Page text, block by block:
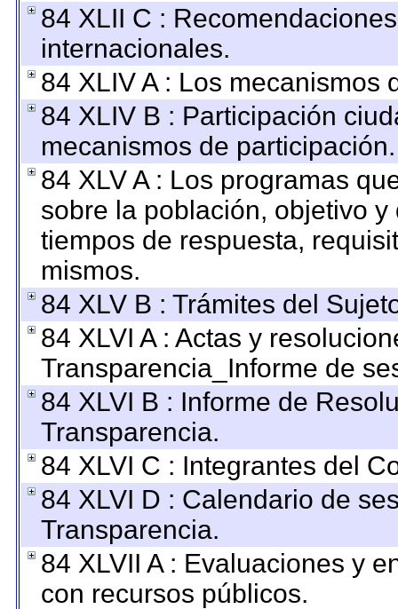
84 XLII C :
internacionales.
84 XLIV A : Los mecanismos
84 XLIV B : Participación
mecanismos de participación.
84 XLV A : Los programas
sobre la población, objetivo
tiempos de respuesta,
mismos.
84 XLV B : Trámites del
84 XLVI A : Actas y
Transparencia_Informe de
84 XLVI B : Informe de
Transparencia.
84 XLVI C : Integrantes del
84 XLVI D : Calendario de
Transparencia.
84 XLVII A : Evaluaciones y
con recursos públicos.